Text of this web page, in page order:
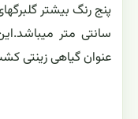
سانتی متر
عنوان گیاهی زینتی